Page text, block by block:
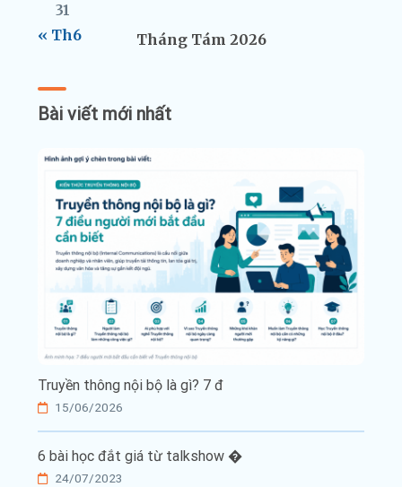
Tháng Tám 2026
31
« Th6
Bài viết mới nhất
Truyền thông nội bộ là gì? 7 đ
15/06/2026
6 bài học đắt giá từ talkshow �
24/07/2023